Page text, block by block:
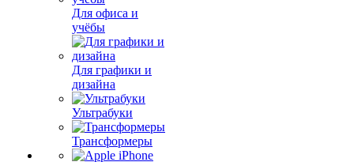
Для офиса и
учёбы
Для графики и
дизайна
Ультрабуки
Трансформеры